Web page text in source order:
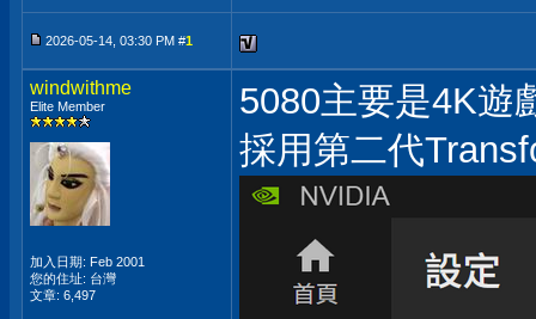
2026-05-14, 03:30 PM #1
windwithme
Elite Member
加入日期: Feb 2001
您的住址: 台灣
文章: 6,497
5080主要是4K遊
採用第二代